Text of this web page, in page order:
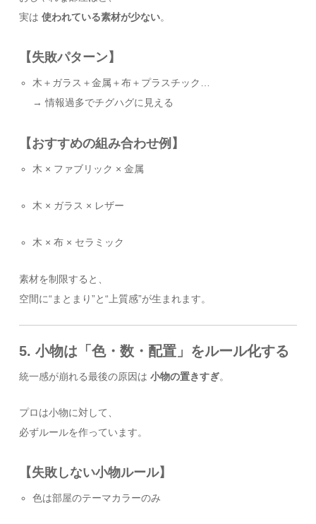
実は使われている素材が少ない。
【失敗パターン】
木＋ガラス＋金属＋布＋プラスチック…
→ 情報過多でチグハグに見える
【おすすめの組み合わせ例】
木 × ファブリック × 金属
木 × ガラス × レザー
木 × 布 × セラミック
素材を制限すると、
空間に“まとまり”と“上質感”が生まれます。
5. 小物は「色・数・配置」をルール化する
統一感が崩れる最後の原因は小物の置きすぎ。
プロは小物に対して、
必ずルールを作っています。
【失敗しない小物ルール】
色は部屋のテーマカラーのみ